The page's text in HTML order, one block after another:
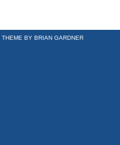
THEME BY BRIAN GARDNER